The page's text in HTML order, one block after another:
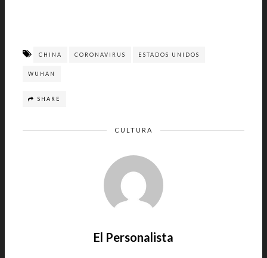
CHINA CORONAVIRUS ESTADOS UNIDOS
WUHAN
SHARE
CULTURA
El Personalista